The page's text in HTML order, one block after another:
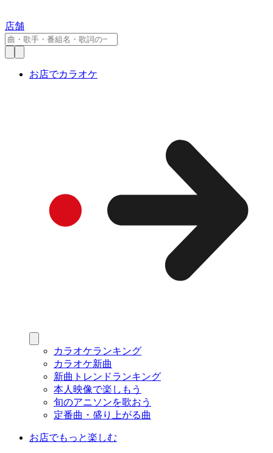
店舗
お店でカラオケ
カラオケランキング
カラオケ新曲
新曲トレンドランキング
本人映像で楽しもう
旬のアニソンを歌おう
定番曲・盛り上がる曲
お店でもっと楽しむ